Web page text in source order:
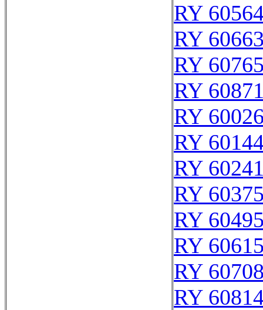
RY
RY
RY
RY
RY
RY
RY
RY
RY
RY
RY
RY